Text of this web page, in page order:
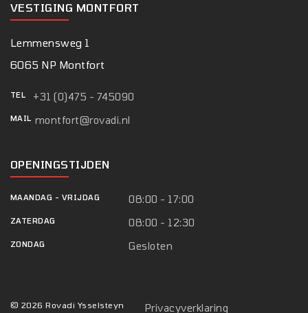
VESTIGING MONTFORT
Lemmensweg 1
6065 NP Montfort
TEL +31 (0)475 - 745090
MAIL montfort@rovadi.nl
OPENINGSTIJDEN
MAANDAG - VRIJDAG 08:00 - 17:00
ZATERDAG 08:00 - 12:30
ZONDAG Gesloten
© 2026 Rovadi Ysselsteyn Privacyverklaring